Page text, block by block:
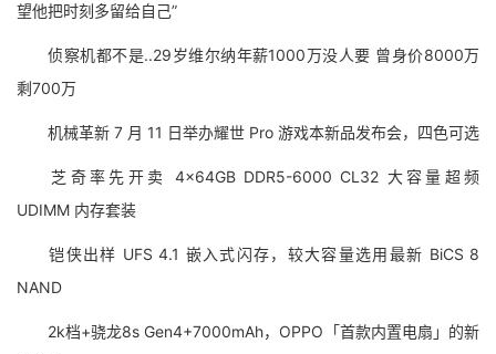
望他把时刻多留给自己”
侦察机都不是..29岁维尔纳年薪1000万没人要 曾身价8000万
剩700万
机械革新 7 月 11 日举办耀世 Pro 游戏本新品发布会，四色可选
芝奇率先开卖 4×64GB DDR5-6000 CL32 大容量超频
UDIMM 内存套装
铠侠出样 UFS 4.1 嵌入式闪存，较大容量选用最新 BiCS 8
NAND
2k档+骁龙8s Gen4+7000mAh，OPPO「首款内置电扇」的新